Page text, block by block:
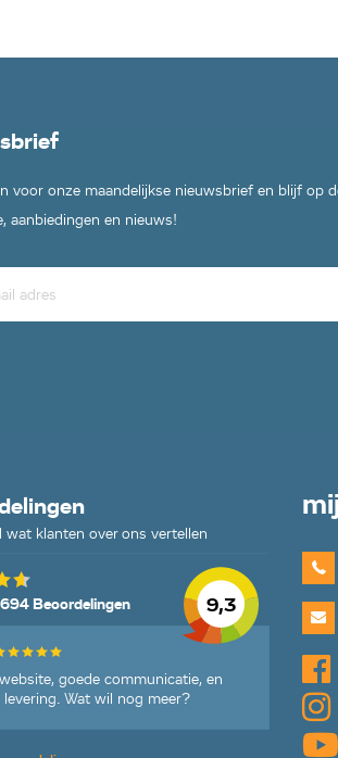
voor onze maandelijkse nieuwsbrief en blijf op
aanbiedingen en nieuws!
wat klanten over ons vertellen
9,3
Beoordelingen
goede communicatie, en
levering. Wat wil nog meer?